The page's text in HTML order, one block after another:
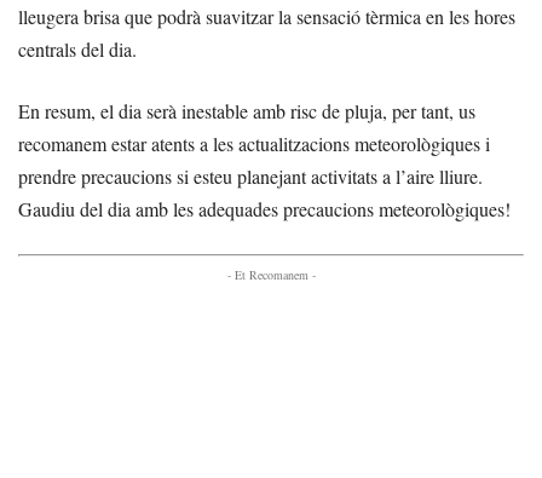
lleugera brisa que podrà suavitzar la sensació tèrmica en les hores
centrals del dia.
En resum, el dia serà inestable amb risc de pluja, per tant, us
recomanem estar atents a les actualitzacions meteorològiques i
prendre precaucions si esteu planejant activitats a l’aire lliure.
Gaudiu del dia amb les adequades precaucions meteorològiques!
- Et Recomanem -